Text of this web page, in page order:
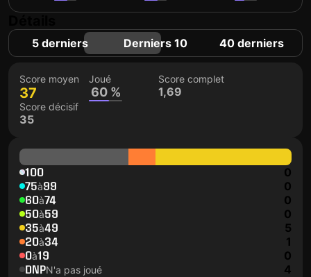
5 derniers Derniers 10 40 derniers
Score moyen
37
Joué
60 %
Score complet
1,69
Score décisif
35
100 0
75à99 0
60à74 0
50à59 0
35à49 5
20à34 1
0à19 0
DNPN'a pas joué 4